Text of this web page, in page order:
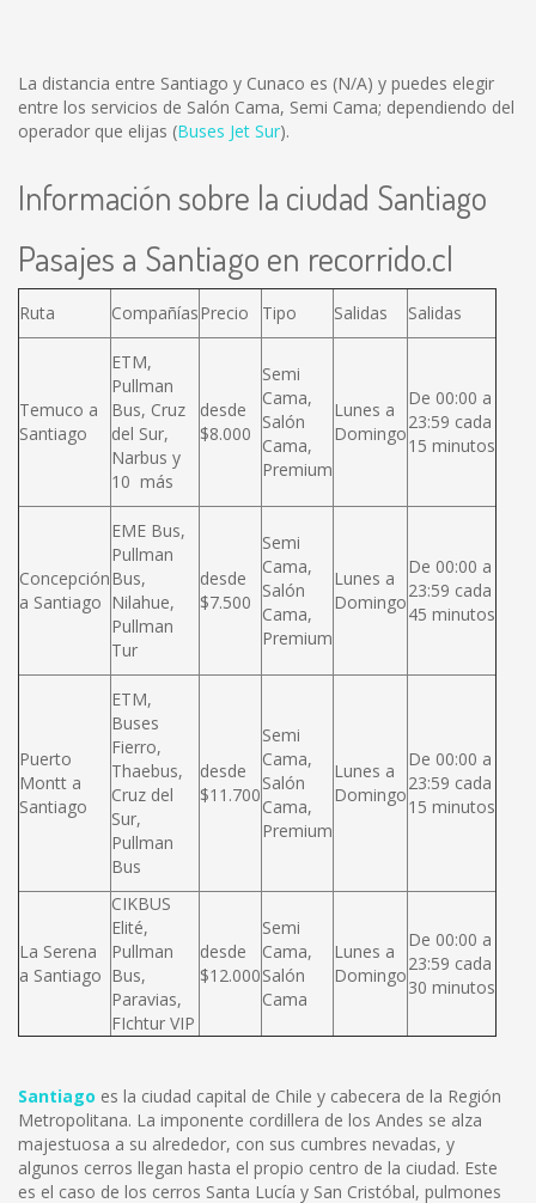
La distancia entre Santiago y Cunaco es (N/A) y puedes elegir
entre los servicios de Salón Cama, Semi Cama; dependiendo del
operador que elijas (Buses Jet Sur).
Información sobre la ciudad Santiago
Pasajes a Santiago en recorrido.cl
Ruta CompañíasPrecio Tipo Salidas Salidas
Temuco a
Santiago
ETM,
Pullman
Bus, Cruz
del Sur,
Narbus y
10 más
desde
$8.000
Semi
Cama,
Salón
Cama,
Premium
Lunes a
Domingo
De 00:00 a
23:59 cada
15 minutos
Concepción
a Santiago
EME Bus,
Pullman
Bus,
Nilahue,
Pullman
Tur
desde
$7.500
Semi
Cama,
Salón
Cama,
Premium
Lunes a
Domingo
De 00:00 a
23:59 cada
45 minutos
Puerto
Montt a
Santiago
ETM,
Buses
Fierro,
Thaebus,
Cruz del
Sur,
Pullman
Bus
desde
$11.700
Semi
Cama,
Salón
Cama,
Premium
Lunes a
Domingo
De 00:00 a
23:59 cada
15 minutos
La Serena
a Santiago
CIKBUS
Elité,
Pullman
Bus,
Paravias,
FIchtur VIP
desde
$12.000
Semi
Cama,
Salón
Cama
Lunes a
Domingo
De 00:00 a
23:59 cada
30 minutos
Santiago es la ciudad capital de Chile y cabecera de la Región
Metropolitana. La imponente cordillera de los Andes se alza
majestuosa a su alrededor, con sus cumbres nevadas, y
algunos cerros llegan hasta el propio centro de la ciudad. Este
es el caso de los cerros Santa Lucía y San Cristóbal, pulmones